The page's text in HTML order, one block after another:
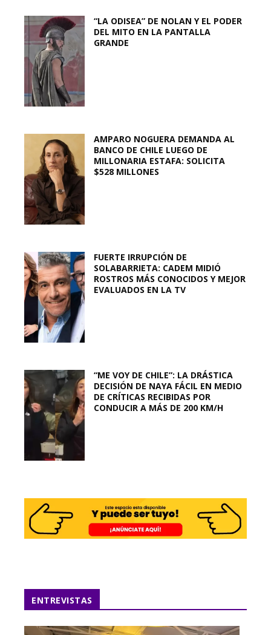
“LA ODISEA” DE NOLAN Y EL PODER
DEL MITO EN LA PANTALLA
GRANDE
AMPARO NOGUERA DEMANDA AL
BANCO DE CHILE LUEGO DE
MILLONARIA ESTAFA: SOLICITA
$528 MILLONES
FUERTE IRRUPCIÓN DE
SOLABARRIETA: CADEM MIDIÓ
ROSTROS MÁS CONOCIDOS Y MEJOR
EVALUADOS EN LA TV
“ME VOY DE CHILE”: LA DRÁSTICA
DECISIÓN DE NAYA FÁCIL EN MEDIO
DE CRÍTICAS RECIBIDAS POR
CONDUCIR A MÁS DE 200 KM/H
ENTREVISTAS